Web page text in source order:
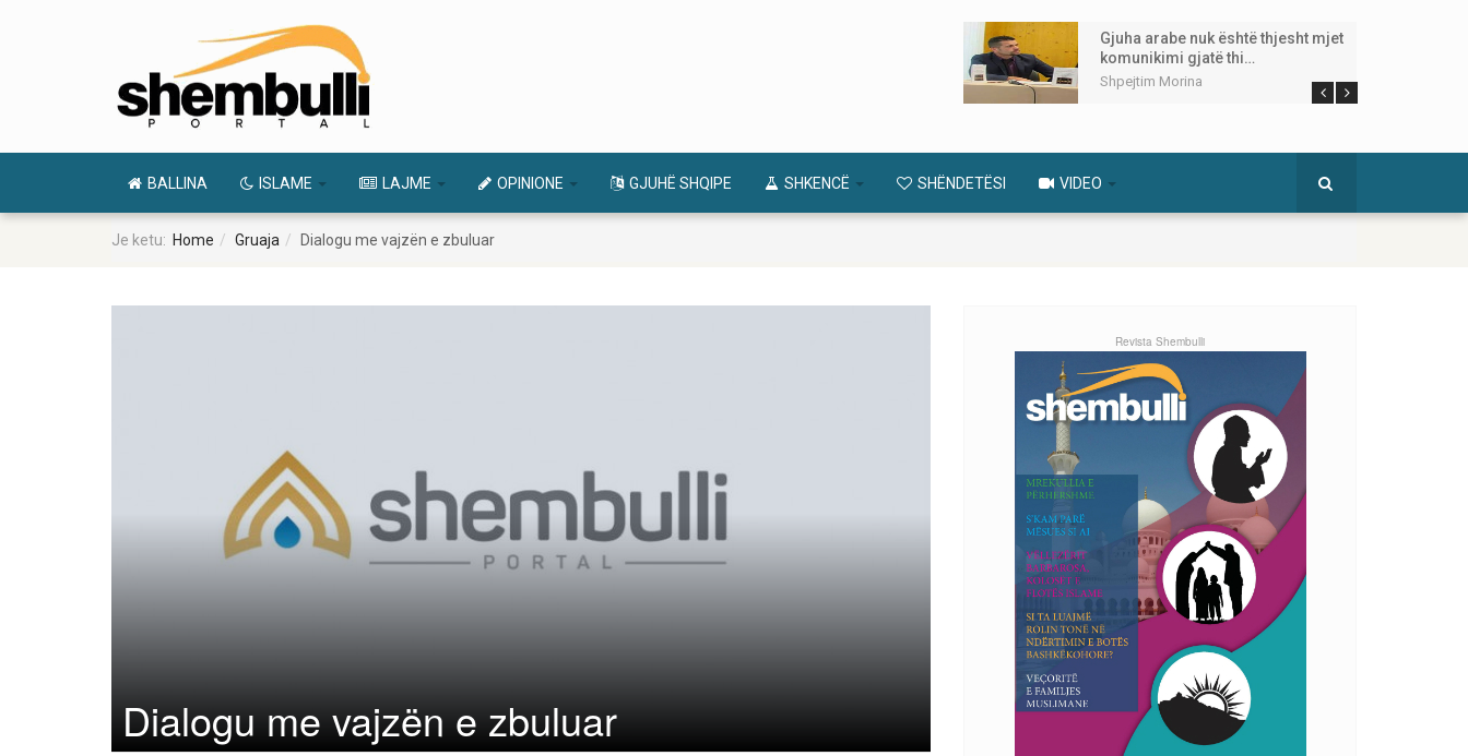
Gjuha arabe nuk është thjesht mjet
komunikimi gjatë thi…
Shpejtim Morina
BALLINA ISLAME LAJME OPINIONE GJUHË SHQIPE SHKENCË SHËNDETËSI VIDEO
Je ketu: Home Gruaja Dialogu me vajzën e zbuluar
Dialogu me vajzën e zbuluar
Revista Shembulli